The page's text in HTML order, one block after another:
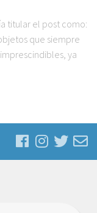
titular el post como:
que siempre
ya